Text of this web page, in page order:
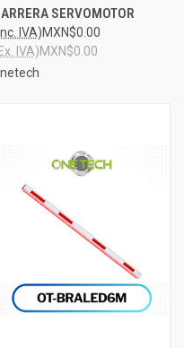
SERVOMOTOR
MXN$0.00
IVA)
MXN$0.00
IVA)